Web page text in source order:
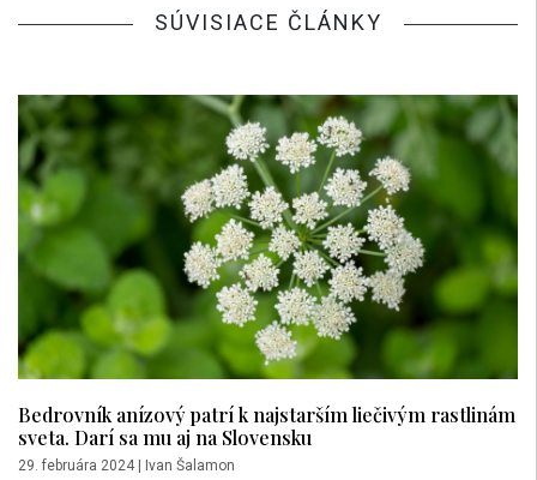
SÚVISIACE ČLÁNKY
Bedrovník anízový patrí k najstarším liečivým rastlinám
sveta. Darí sa mu aj na Slovensku
29. februára 2024 | Ivan Šalamon